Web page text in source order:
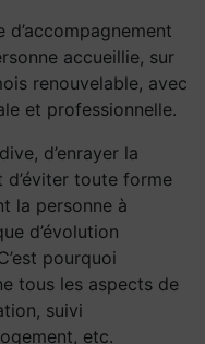
accueillie, sur
renouvelable, avec
et professionnelle.
d’enrayer la
d’éviter toute forme
la personne à
d’évolution
pourquoi
tous les aspects de
suivi
etc.